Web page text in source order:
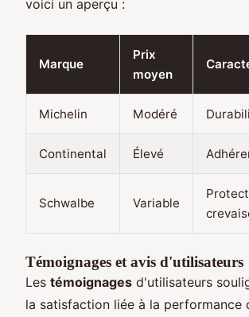
voici un aperçu :
Marque
Prix
moyen
Michelin Modéré
Continental Élevé
Schwalbe Variable
Témoignages et avis d'utilisateurs
Les témoignages d'utilisateurs
la satisfaction liée à la performance